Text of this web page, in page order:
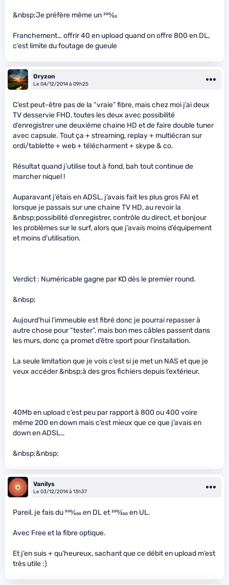
&nbsp;Je préfère même un200⁄50
Franchement… offrir 40 en upload quand on offre 800 en DL,
c’est limite du foutage de gueule
Oryzon
Le 04/12/2014 à 09h25
C’est peut-être pas de la “vraie” fibre, mais chez moi j’ai deux
TV desservie FHD, toutes les deux avec possibilité
d’enregistrer une deuxième chaine HD et de faire double tuner
avec capsule. Tout ça + streaming, replay + multiécran sur
ordi/tablette + web + télécharment + skype & co.
Résultat quand j’utilise tout à fond, bah tout continue de
marcher niquel !
Auparavant j’étais en ADSL, j’avais fait les plus gros FAI et
lorsque je passais sur une chaine TV HD, au revoir la
&nbsp;possibilité d’enregistrer, contrôle du direct, et bonjour
les problèmes sur le surf, alors que j’avais moins d’équipement
et moins d’utilisation.
Verdict : Numéricable gagne par KO dès le premier round.
&nbsp;
Aujourd’hui l’immeuble est fibré donc je pourrai repasser à
autre chose pour “tester”, mais bon mes câbles passent dans
les murs, donc ça promet d’être sport pour l’installation.
La seule limitation que je vois c’est si je met un NAS et que je
veux accéder &nbsp;à des gros fichiers depuis l’extérieur.
40Mb en upload c’est peu par rapport à 800 ou 400 voire
même 200 en down mais c’est mieux que ce que j’avais en
down en ADSL…
&nbsp;&nbsp;
Vanilys
Le 03/12/2014 à 13h37
Pareil, je fais du500⁄600en DL et200⁄300en UL.
Avec Free et la fibre optique.
Et j’en suis + qu’heureux, sachant que ce débit en upload m’est
très utile :)